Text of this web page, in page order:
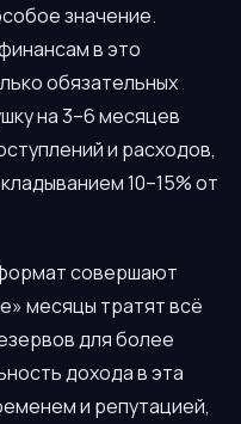
значение.
в это
обязательных
на 3–6 месяцев
и расходов,
10–15% от
совершают
месяцы тратят всё
для более
дохода в эта
и репутацией,